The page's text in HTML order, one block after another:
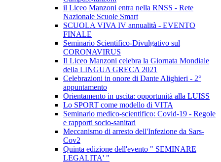
il Liceo Manzoni entra nella RNSS - Rete
Nazionale Scuole Smart
SCUOLA VIVA IV annualità - EVENTO
FINALE
Seminario Scientifico-Divulgativo sul
CORONAVIRUS
Il Liceo Manzoni celebra la Giornata Mondiale
della LINGUA GRECA 2021
Celebrazioni in onore di Dante Alighieri - 2°
appuntamento
Orientamento in uscita: opportunità alla LUISS
Lo SPORT come modello di VITA
Seminario medico-scientifico: Covid-19 - Regole
e rapporti socio-sanitari
Meccanismo di arresto dell'Infezione da Sars-
Cov2
Quinta edizione dell'evento " SEMINARE
LEGALITA' "